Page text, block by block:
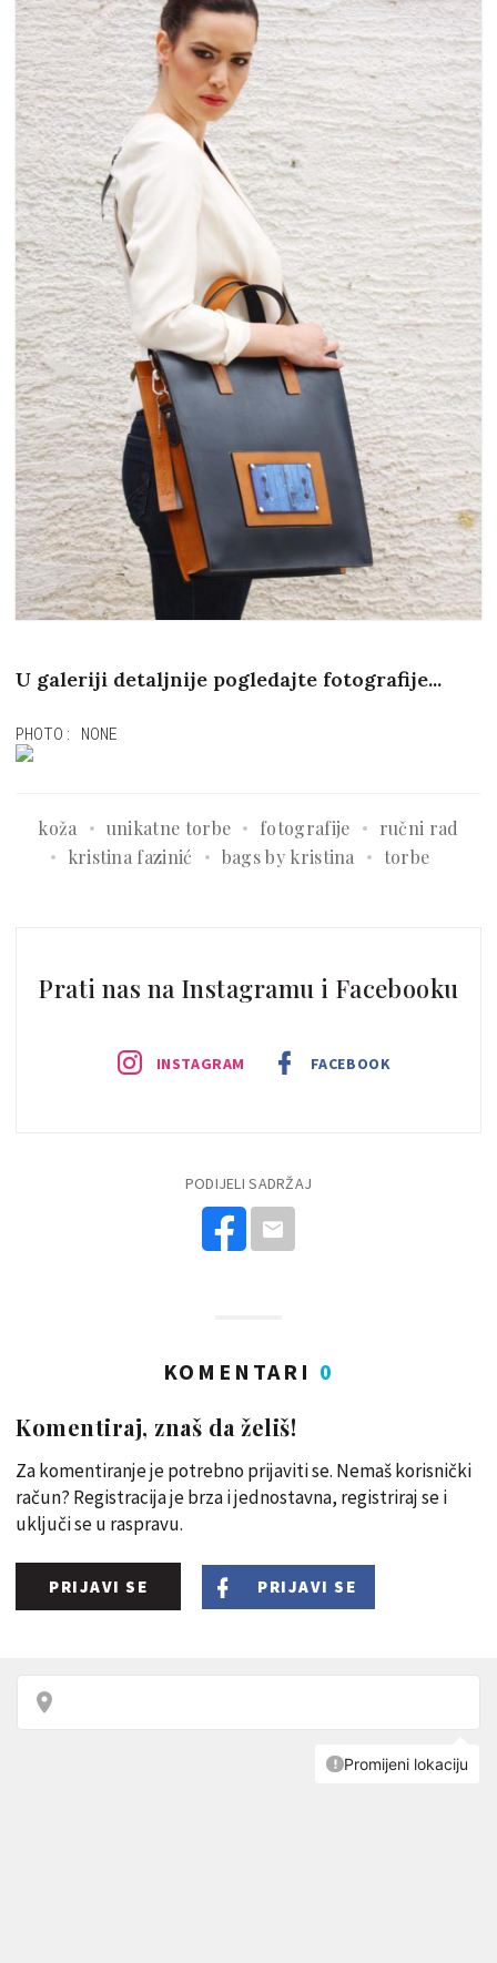
U galeriji detaljnije pogledajte fotografije...
PHOTO: NONE
koža unikatne torbe fotografije
ručni rad
kristina fazinić
bags by kristina torbe
Prati nas na Instagramu i Facebooku
INSTAGRAM FACEBOOK
PODIJELI SADRŽAJ
KOMENTARI 0
Komentiraj, znaš da želiš!
Za komentiranje je potrebno prijaviti se. Nemaš korisnički
račun? Registracija je brza i jednostavna, registriraj se i
uključi se u raspravu.
PRIJAVI SE PRIJAVI SE